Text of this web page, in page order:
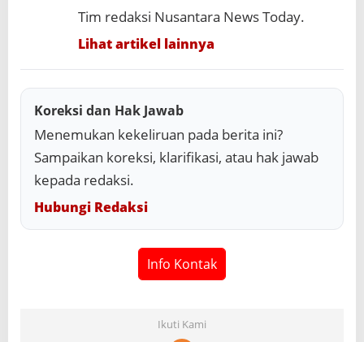
Tim redaksi Nusantara News Today.
Lihat artikel lainnya
Koreksi dan Hak Jawab
Menemukan kekeliruan pada berita ini?
Sampaikan koreksi, klarifikasi, atau hak jawab
kepada redaksi.
Hubungi Redaksi
Info Kontak
Ikuti Kami